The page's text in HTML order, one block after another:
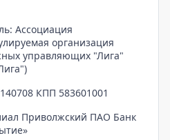
Ассоциация
организация
управляющих "Лига"
КПП 583601001
Приволжский ПАО Банк